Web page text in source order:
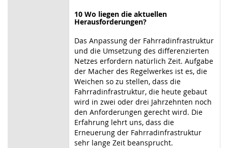
10 Wo liegen die aktuellen
Herausforderungen?
Das Anpassung der Fahrradinfrastruktur
und die Umsetzung des differenzierten
Netzes erfordern natürlich Zeit. Aufgabe
der Macher des Regelwerkes ist es, die
Weichen so zu stellen, dass die
Fahrradinfrastruktur, die heute gebaut
wird in zwei oder drei Jahrzehnten noch
den Anforderungen gerecht wird. Die
Erfahrung lehrt uns, dass die
Erneuerung der Fahrradinfrastruktur
sehr lange Zeit beansprucht.